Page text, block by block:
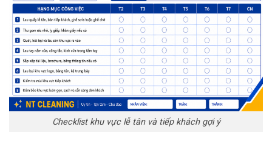
Checklist khu vực lễ tân và tiếp khách gợi ý